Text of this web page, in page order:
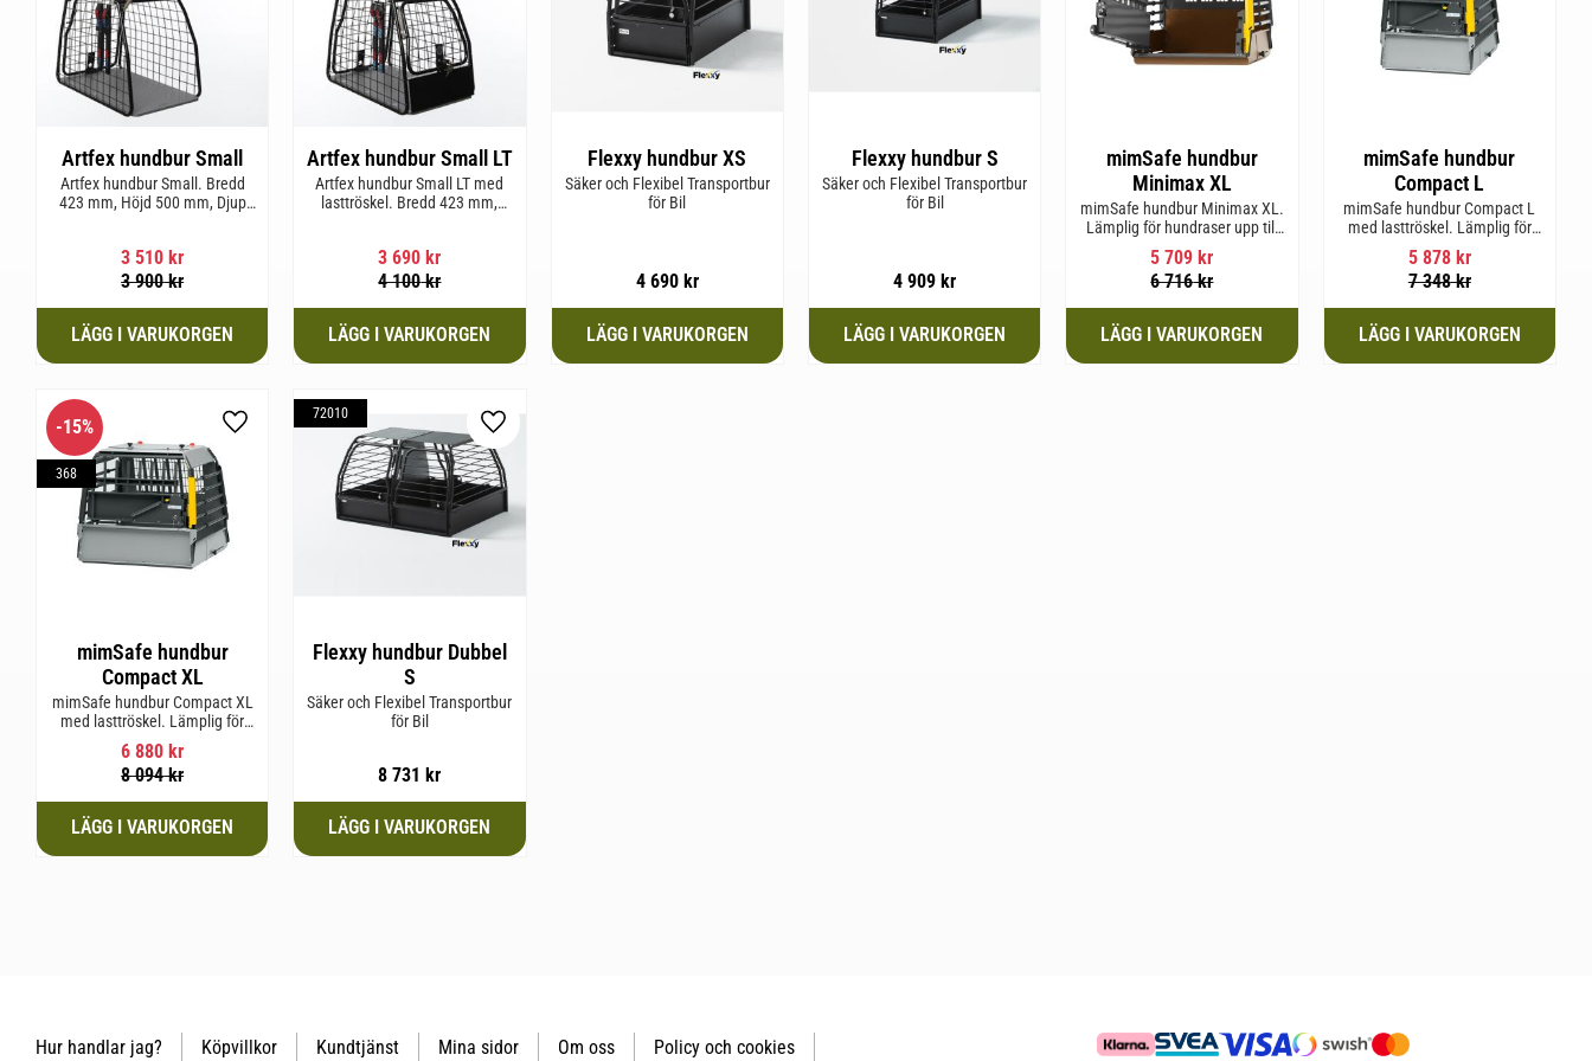
Artfex hundbur Small
Artfex hundbur Small. Bredd
423 mm, Höjd 500 mm, Djup
3 510 kr
3 900kr
Artfex hundbur Small LT
Artfex hundbur Small LT med
lasttröskel. Bredd 423 mm,
3 690 kr
4 100kr
Flexxy hundbur XS
Säker och Flexibel Transportbur
för Bil
4 690kr
Flexxy hundbur S
Säker och Flexibel Transportbur
för Bil
4 909 kr
mimSafe hundbur
Minimax XL
mimSafe hundbur Minimax XL.
Lämplig för hundraser upp till
38 cm i mankhöjd.
5 709 kr
6 716kr
mimSafe hundbur
Compact L
mimSafe hundbur Compact L
med lasttröskel. Lämplig för
hundraser upp till 58 cm i
mankhöjd.
5 878kr
7 348kr
mimSafe hundbur
Compact XL
mimSafe hundbur Compact XL
med lasttröskel. Lämplig för
hundraser upp till 58 cm i
mankhöjd.
6 880 kr
8 094kr
15%
368
Lägg till i favoriter
Flexxy hundbur Dubbel
S
Säker och Flexibel Transportbur
för Bil
8 731 kr
72010
Lägg till i favoriter
Hur handlar jag? Köpvillkor Kundtjänst Mina sidor Om oss Policy och cookies